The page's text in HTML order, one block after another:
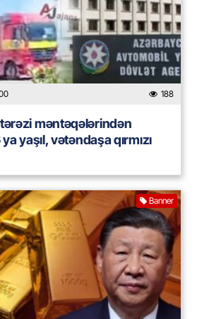
188
məntəqələrindən
yaşıl, vətəndaşa qırmızı
Banner